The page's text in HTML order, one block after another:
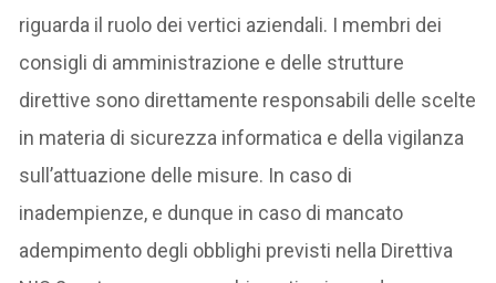
riguarda il ruolo dei vertici aziendali. I membri dei
consigli di amministrazione e delle strutture
direttive sono direttamente responsabili delle scelte
in materia di sicurezza informatica e della vigilanza
sull’attuazione delle misure. In caso di
inadempienze, e dunque in caso di mancato
adempimento degli obblighi previsti nella Direttiva